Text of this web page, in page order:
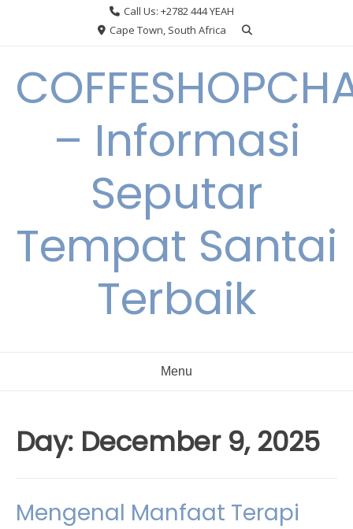
Call Us: +2782 444 YEAH
Cape Town, South Africa
– Informasi
Seputar
Tempat Santai
Terbaik
Menu
Day: December 9, 2025
Mengenal Manfaat Terapi